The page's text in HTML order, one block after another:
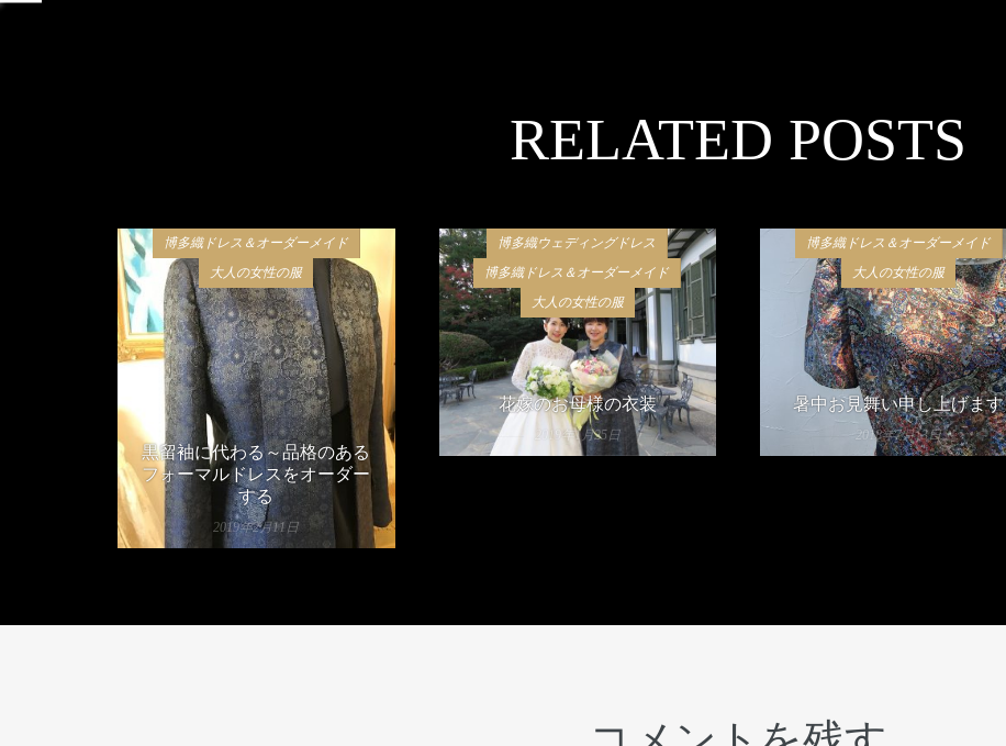
RELATED POSTS
博多織ドレス＆オーダーメイド
大人の女性の服
黒留袖に代わる～品格のある
フォーマルドレスをオーダー
する
2019年2月11日
博多織ウェディングドレス
博多織ドレス＆オーダーメイド
大人の女性の服
花嫁のお母様の衣装
2019年1月25日
博多織ドレス＆オーダーメイド
大人の女性の服
暑中お見舞い申し上げます
2018年7月13日